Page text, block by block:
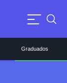
Graduados